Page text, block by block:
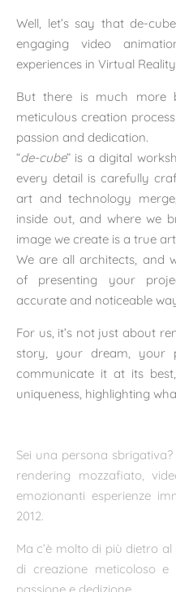
Well, let’s say that de-
engaging video
experiences in Virtual
But there is much more
meticulous creation
passion and dedication.
“de-cube” is a digital
every detail is carefully
art and technology
inside out, and where we
image we create is a true
We are all architects, and
of presenting your
accurate and noticeable
For us, it’s not just about
story, your dream, your
communicate it at its
uniqueness, highlighting
Sei una persona
rendering mozzafiato,
emozionanti esperienze
2012.
Ma c’è molto di più dietro
di creazione meticoloso